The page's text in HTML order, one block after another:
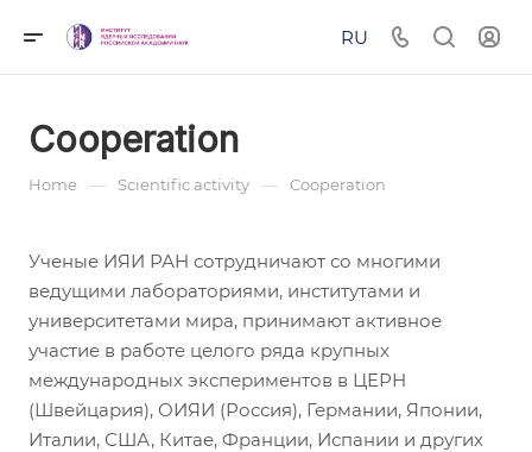
RU
Cooperation
Home — Scientific activity — Cooperation
Ученые ИЯИ РАН сотрудничают со многими
ведущими лабораториями, институтами и
университетами мира, принимают активное
участие в работе целого ряда крупных
международных экспериментов в ЦЕРН
(Швейцария), ОИЯИ (Россия), Германии, Японии,
Италии, США, Китае, Франции, Испании и других